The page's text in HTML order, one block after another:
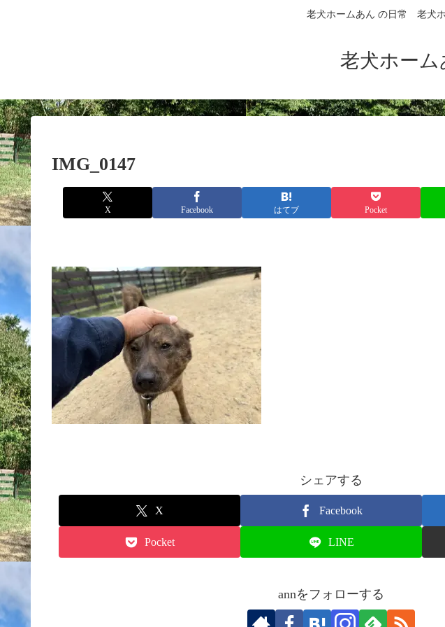
老犬ホームあん の日常 老犬
老犬ホー
IMG_0147
X Facebook はてブ Pocket
シェアする
X Facebook
Pocket LINE
annをフォローする